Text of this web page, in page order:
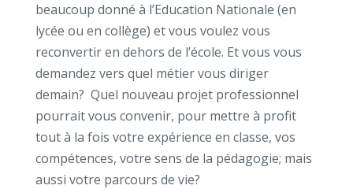
beaucoup donné à l’Education Nationale (en
lycée ou en collège) et vous voulez vous
reconvertir en dehors de l’école. Et vous vous
demandez vers quel métier vous diriger
demain? Quel nouveau projet professionnel
pourrait vous convenir, pour mettre à profit
tout à la fois votre expérience en classe, vos
compétences, votre sens de la pédagogie; mais
aussi votre parcours de vie?